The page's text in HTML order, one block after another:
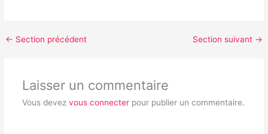
← Section précédent Section suivant →
Laisser un commentaire
Vous devez vous connecterpour publier un commentaire.